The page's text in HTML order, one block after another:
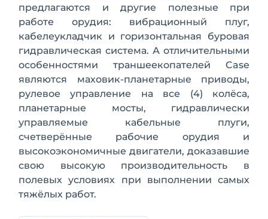
предлагаются и другие полез­ные при
работе орудия: вибрационный плуг,
кабелеукладчик и горизонтальная буровая
гидравлическая система. А от­личительными
особенностями транше­екопателей Case
являются маховик-планетарные приводы,
рулевое управ­ление на все (4) колёса,
планетарные мосты, гидравлически
управляемые ка­бельные плуги,
счетверённые рабочие орудия и
высокоэкономичные двигате­ли, доказавшие
свою высокую произво­дительность в
полевых условиях при выполнении самых
тяжёлых работ.